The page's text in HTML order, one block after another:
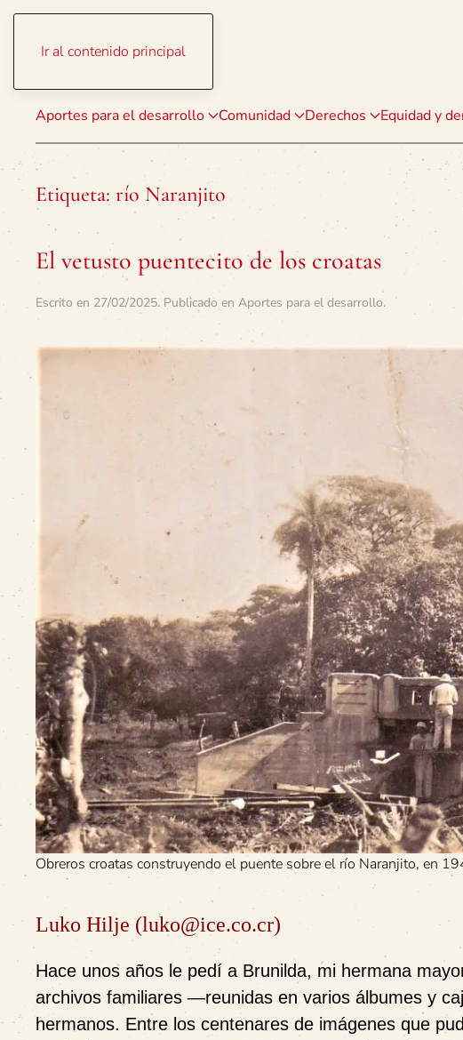
Ir al contenido principal
Aportes para el desarrollo Comunidad Derechos Equidad y
Etiqueta: río Naranjito
El vetusto puentecito de los croatas
Escrito en 27/02/2025. Publicado en Aportes para el desarrollo.
Obreros croatas construyendo el puente sobre el río Naranjito, en
Luko Hilje (luko@ice.co.cr)
Hace unos años le pedí a Brunilda, mi hermana
archivos familiares —reunidas en varios álbumes y
hermanos. Entre los centenares de imágenes que